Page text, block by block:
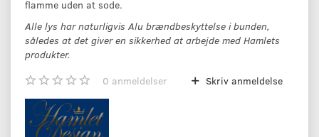
flamme uden at sode.
Alle lys har naturligvis Alu brændbeskyttelse i bunden,
således at det giver en sikkerhed at arbejde med Hamlets
produkter.
0 anmeldelser Skriv anmeldelse